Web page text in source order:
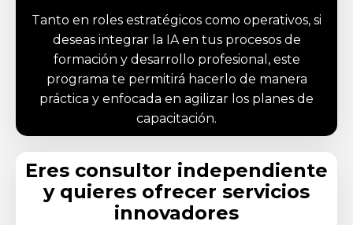
Tanto en roles estratégicos como operativos, si
deseas integrar la IA en tus procesos de
formación y desarrollo profesional, este
programa te permitirá hacerlo de manera
práctica y enfocada en agilizar los planes de
capacitación.
Eres consultor independiente
y quieres ofrecer servicios
innovadores